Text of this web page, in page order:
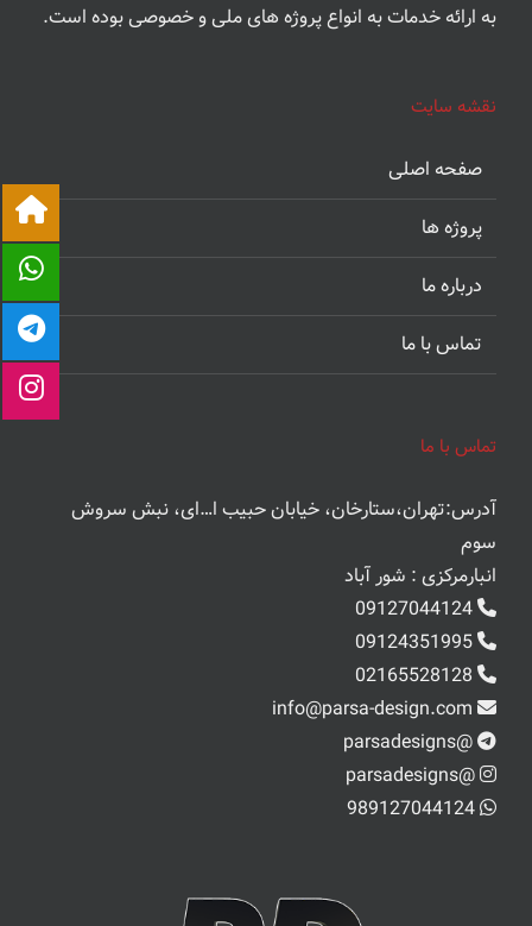
به ارائه خدمات به انواع پروژه های ملی و خصوصی بوده است.
نقشه سایت
صفحه اصلی
پروژه ها
درباره ما
تماس با ما
تماس با ما
آدرس:تهران،ستارخان، خیابان حبیب ا…ای، نبش سروش
سوم
انبارمرکزی : شور آباد
09127044124
09124351995
02165528128
info@parsa-design.com
@parsadesigns
@parsadesigns
989127044124